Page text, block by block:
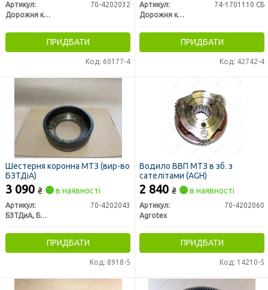
Артикул:
70-4202032
Дорожня карта
ПРИДБАТИ
Код: 60177-4
Артикул:
74-1701110 СБ
Дорожня карта
ПРИДБАТИ
Код: 42742-4
Шестерня коронна МТЗ (вир-во
БЗТДіА)
3 090 ₴ в наявності
Артикул:
70-4202043
БЗТДиА, Беларусь
ПРИДБАТИ
Код: 8918-5
Водило ВВП МТЗ в зб. з
сателітами (AGH)
2 840 ₴ в наявності
Артикул:
70-4202060
Agrotex
ПРИДБАТИ
Код: 14210-5